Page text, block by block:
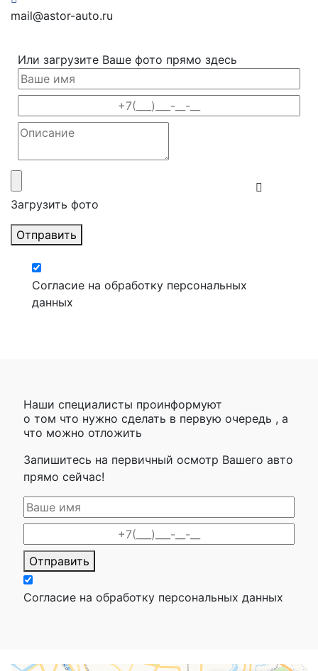
mail@astor-auto.ru
Или загрузите Ваше фото прямо здесь
Загрузить фото
Отправить
Согласие на обработку персональных
данных
Наши специалисты проинформуют
о том что нужно сделать в первую очередь , а
что можно отложить
Запишитесь на первичный осмотр Вашего авто
прямо сейчас!
Отправить
Согласие на обработку персональных данных